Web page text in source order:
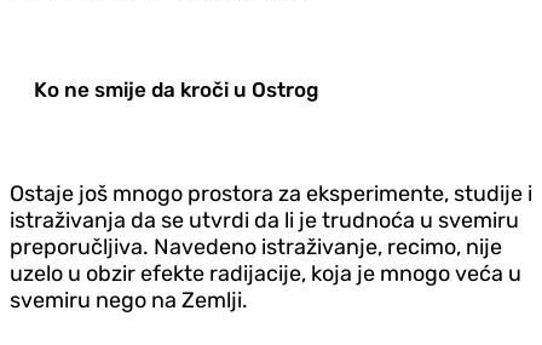
Ko ne smije da kroči u Ostrog
Ostaje još mnogo prostora za eksperimente, studije i
istraživanja da se utvrdi da li je trudnoća u svemiru
preporučljiva. Navedeno istraživanje, recimo, nije
uzelo u obzir efekte radijacije, koja je mnogo veća u
svemiru nego na Zemlji.